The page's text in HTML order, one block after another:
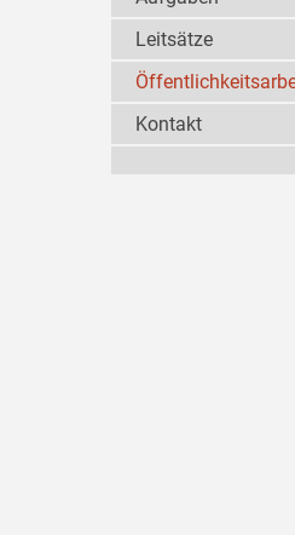
Leitsätze
Kontakt